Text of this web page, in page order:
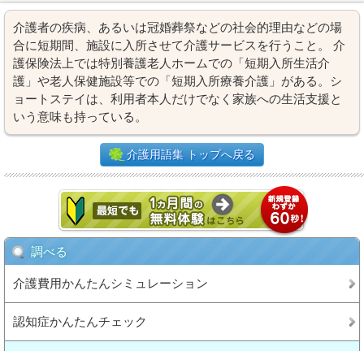
介護者の疾病、あるいは冠婚葬祭などの社会的理由などの場
合に短期間、施設に入所させて介護サービスを行うこと。 介
護保険法上では特別養護老人ホームでの「短期入所生活介
護」や老人保健施設等での「短期入所療養介護」がある。シ
ョートステイは、利用者本人だけでなく家族への生活支援と
いう意味も持っている。
介護用語集 トップへ戻る
調べる
介護費用かんたんシミュレーション
認知症かんたんチェック